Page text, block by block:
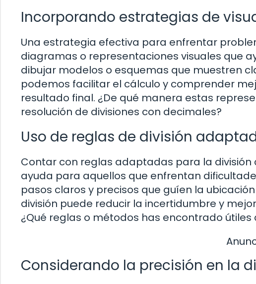
Incorporando estrategias de
Una estrategia efectiva para enfrentar
diagramas o representaciones visuales que
dibujar modelos o esquemas que muestren
podemos facilitar el cálculo y comprender
resultado final. ¿De qué manera estas
resolución de divisiones con decimales?
Uso de reglas de división
Contar con reglas adaptadas para la
ayuda para aquellos que enfrentan
pasos claros y precisos que guíen la
división puede reducir la incertidumbre y
¿Qué reglas o métodos has encontrado
Considerando la precisión en la